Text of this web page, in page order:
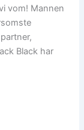
vom! Mannen
Black har